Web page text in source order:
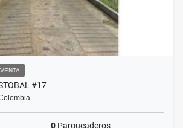
VENTA
#17
0 Parqueaderos